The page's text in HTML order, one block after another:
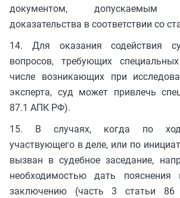
документом,
доказательства в соответствии со
14. Для оказания содействия
вопросов, требующих
числе возникающих при
эксперта, суд может привлечь
87.1 АПК РФ).
15. В случаях, когда по
участвующего в деле, или по
вызван в судебное заседание,
необходимостью дать
заключению (часть 3 статьи